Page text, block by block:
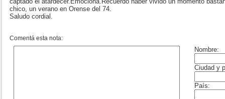
chico, un verano en Orense del 74.
Saludo cordial.
Comentá esta nota: